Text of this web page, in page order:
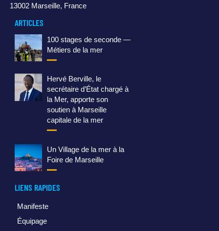
13002 Marseille, France
ARTICLES
100 stages de seconde —
Métiers de la mer
Hervé Berville, le
secrétaire d’État chargé à
la Mer, apporte son
soutien à Marseille
capitale de la mer
Un Village de la mer à la
Foire de Marseille
LIENS RAPIDES
Manifeste
Équipage